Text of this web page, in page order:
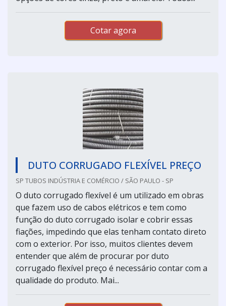
Cotar agora
DUTO CORRUGADO FLEXÍVEL PREÇO
SP TUBOS INDÚSTRIA E COMÉRCIO / SÃO PAULO - SP
O duto corrugado flexível é um utilizado em obras
que fazem uso de cabos elétricos e tem como
função do duto corrugado isolar e cobrir essas
fiações, impedindo que elas tenham contato direto
com o exterior. Por isso, muitos clientes devem
entender que além de procurar por duto
corrugado flexível preço é necessário contar com a
qualidade do produto. Mai...